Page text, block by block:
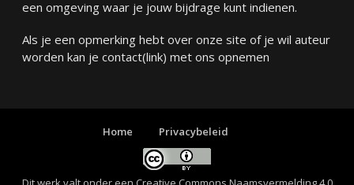
een omgeving waar je jouw bijdrage kunt indienen.
Als je een opmerking hebt over onze site of je wil auteur
worden kan je contact(link) met ons opnemen
Home Privacybeleid